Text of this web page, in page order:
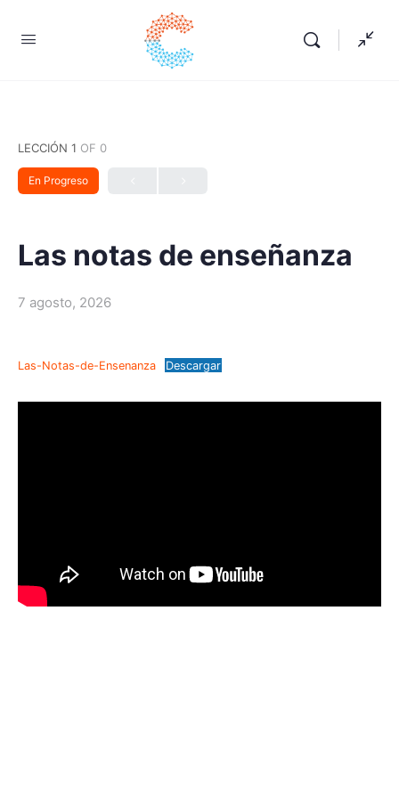
LECCIÓN 1 OF 0
En Progreso
Las notas de enseñanza
7 agosto, 2026
Las-Notas-de-Ensenanza Descargar